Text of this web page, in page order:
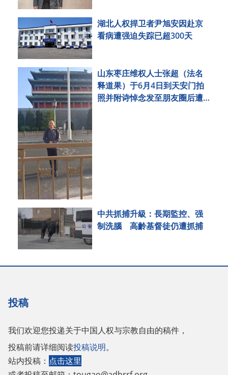
湖北人权捍卫者尹旭安因赴京
看病遭强迫失踪已超300天
山东枣庄维权人士张超（法名
释道果）于6月4日到天安门拍
照并附诗悼念发至朋友圈后遭
中共抓捕升級：長期監控、强
制洗腦 高齡基督徒仍遭抓捕
投稿
我们欢迎您投递关于中国人权与宗教自由的稿件，
投稿前请详细阅读投稿说明。
站内投稿： 点击这里